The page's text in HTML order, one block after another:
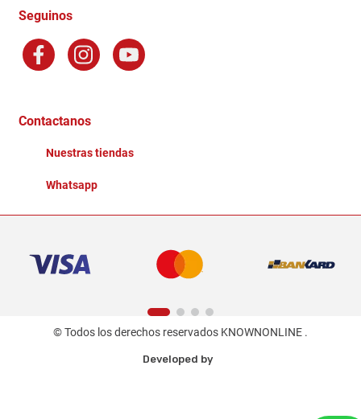
Terminos y Condiciones
Factura Electronica
Ganadores - Promociones
Seguinos
Contactanos
Nuestras tiendas
Whatsapp
© Todos los derechos reservados KNOWNONLINE .
Developed by